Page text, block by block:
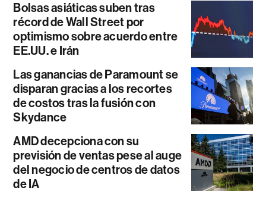
Bolsas asiáticas suben tras
récord de Wall Street por
optimismo sobre acuerdo entre
EE.UU. e Irán
Las ganancias de Paramount se
disparan gracias a los recortes
de costos tras la fusión con
Skydance
AMD decepciona con su
previsión de ventas pese al auge
del negocio de centros de datos
de IA